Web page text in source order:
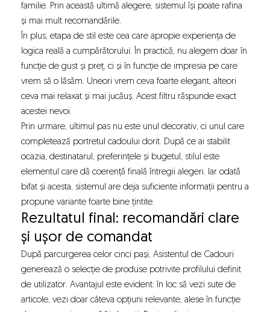
familie. Prin această ultimă alegere, sistemul își poate rafina
și mai mult recomandările.
În plus, etapa de stil este cea care apropie experiența de
logica reală a cumpărătorului. În practică, nu alegem doar în
funcție de gust și preț, ci și în funcție de impresia pe care
vrem să o lăsăm. Uneori vrem ceva foarte elegant, alteori
ceva mai relaxat și mai jucăuș. Acest filtru răspunde exact
acestei nevoi.
Prin urmare, ultimul pas nu este unul decorativ, ci unul care
completează portretul cadoului dorit. După ce ai stabilit
ocazia, destinatarul, preferințele și bugetul, stilul este
elementul care dă coerență finală întregii alegeri. Iar odată
bifat și acesta, sistemul are deja suficiente informații pentru a
propune variante foarte bine țintite.
Rezultatul final: recomandări clare
și ușor de comandat
După parcurgerea celor cinci pași, Asistentul de Cadouri
generează o selecție de produse potrivite profilului definit
de utilizator. Avantajul este evident: în loc să vezi sute de
articole, vezi doar câteva opțiuni relevante, alese în funcție